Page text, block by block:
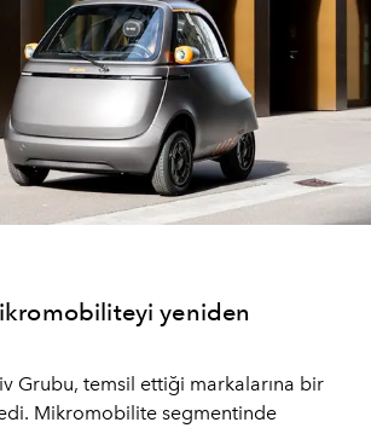
yeniden
Grubu, temsil ettiği markalarına bir
Mikromobilite segmentinde